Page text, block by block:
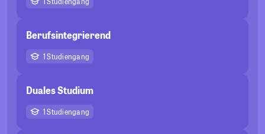
Berufsintegrierend
1 Studiengang
Duales Studium
1 Studiengang